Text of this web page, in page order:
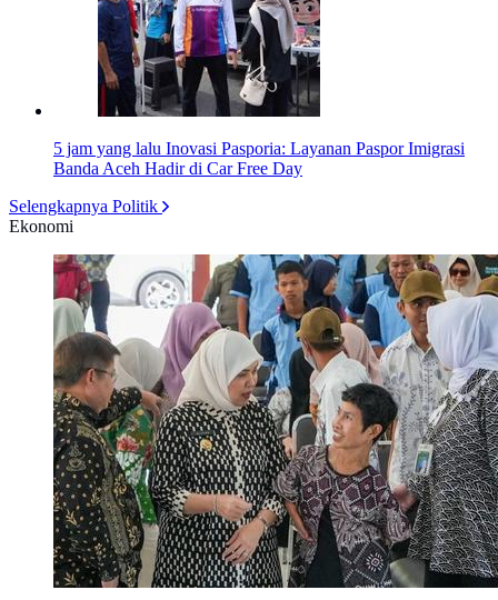
5 jam yang lalu Inovasi Pasporia: Layanan Paspor Imigrasi
Banda Aceh Hadir di Car Free Day
Selengkapnya Politik
Ekonomi